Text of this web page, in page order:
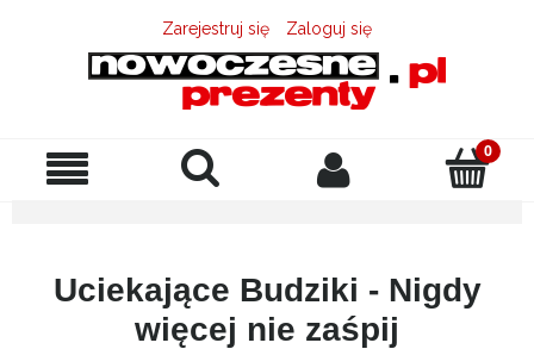
Zarejestruj się Zaloguj się
Uciekające Budziki - Nigdy
więcej nie zaśpij